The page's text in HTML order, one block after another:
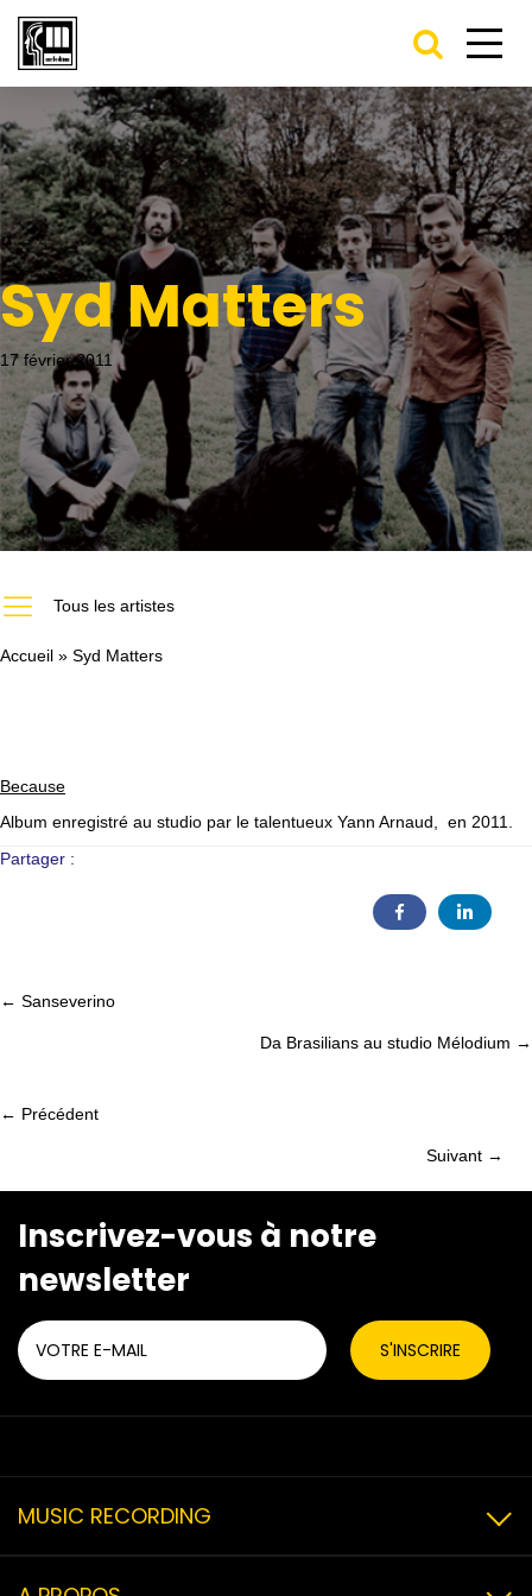
Syd Matters
17 février 2011
https://melodiumstudio.com/les-artistes-du-studio-melodium-paris/
Tous les artistes
Accueil » Syd Matters
Because
Album enregistré au studio par le talentueux Yann Arnaud, en 2011.
Partager :
Posts
← Sanseverino
Da Brasilians au studio Mélodium →
Posts
← Précédent
navigation
Suivant →
Inscrivez-vous à notre
newsletter
MUSIC RECORDING